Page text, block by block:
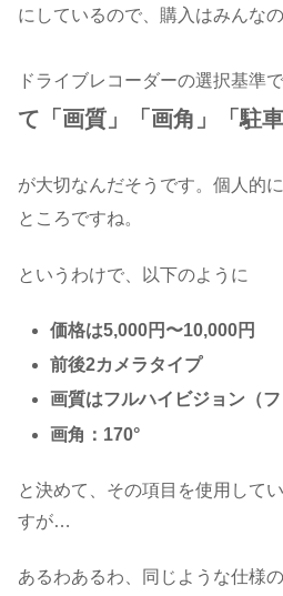
にしているので、購入はみんなの
ドライブレコーダーの選択基準で
て「画質」「画角」「駐車
が大切なんだそうです。個人的
ところですね。
というわけで、以下のように
価格は5,000円〜10,000円
前後2カメラタイプ
画質はフルハイビジョン（フ
画角：170°
と決めて、その項目を使用して
すが…
あるわあるわ、同じような仕様